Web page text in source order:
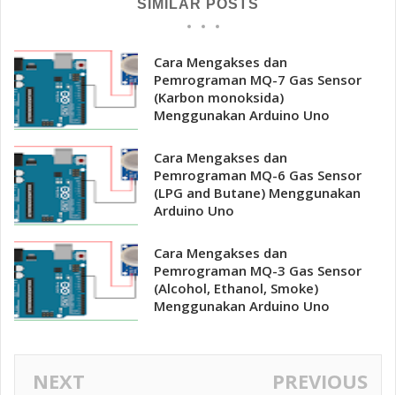
SIMILAR POSTS
Cara Mengakses dan
Pemrograman MQ-7 Gas Sensor
(Karbon monoksida)
Menggunakan Arduino Uno
Cara Mengakses dan
Pemrograman MQ-6 Gas Sensor
(LPG and Butane) Menggunakan
Arduino Uno
Cara Mengakses dan
Pemrograman MQ-3 Gas Sensor
(Alcohol, Ethanol, Smoke)
Menggunakan Arduino Uno
NEXT PREVIOUS